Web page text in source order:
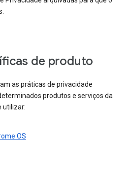
de produto
as práticas de privacidade
produtos e serviços da
utilizar:
OS